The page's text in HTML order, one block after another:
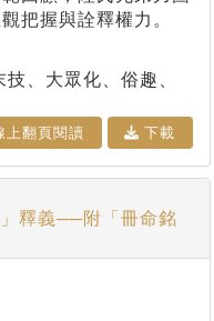
把握與詮釋權力。
、大眾化、俗趣、
上翻⾴閱讀 下載
釋義──附「冊命銘